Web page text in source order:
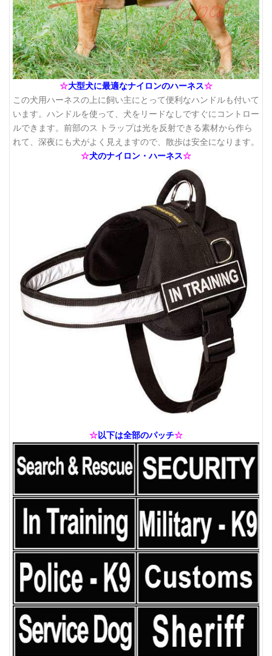
☆大型犬に最適なナイロンのハーネス☆
この犬用ハーネスの上に飼い主にとって便利なハンドルも付いて
います。ハンドルを使って、犬をリードなしですぐにコントロー
ルできます。前部のス トラップは光を反射できる素材から作ら
れて、深夜にも犬がよく見えますので、散歩は安全になります。
☆犬のナイロン・ハーネス☆
☆以下は全部のパッチ☆